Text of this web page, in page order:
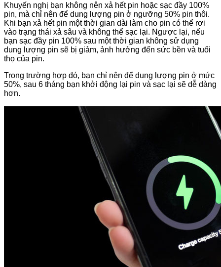
Khuyến nghị bạn không nên xả hết pin hoặc sạc đầy 100%
pin, mà chỉ nên để dung lượng pin ở ngưỡng 50% pin thôi.
Khi bạn xả hết pin một thời gian dài làm cho pin có thể rơi
vào trạng thái xả sâu và không thể sạc lại. Ngược lại, nếu
bạn sạc đầy pin 100% sau một thời gian không sử dụng
dung lượng pin sẽ bị giảm, ảnh hưởng đến sức bền và tuổi
thọ của pin.
Trong trường hợp đó, bạn chỉ nên để dung lượng pin ở mức
50%, sau 6 tháng bạn khởi động lại pin và sạc lại sẽ dễ dàng
hơn.